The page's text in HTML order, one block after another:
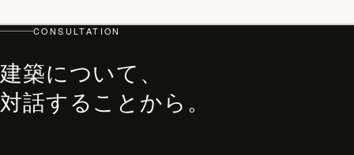
CONSULTATION
建築について、
対話することから。